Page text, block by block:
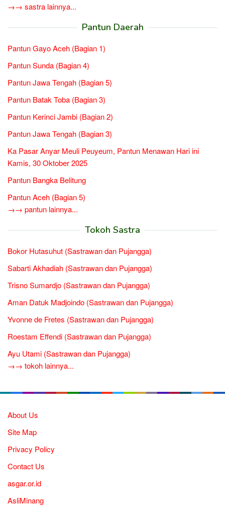
→→ sastra lainnya...
Pantun Daerah
Pantun Gayo Aceh (Bagian 1)
Pantun Sunda (Bagian 4)
Pantun Jawa Tengah (Bagian 5)
Pantun Batak Toba (Bagian 3)
Pantun Kerinci Jambi (Bagian 2)
Pantun Jawa Tengah (Bagian 3)
Ka Pasar Anyar Meuli Peuyeum, Pantun Menawan Hari ini
Kamis, 30 Oktober 2025
Pantun Bangka Belitung
Pantun Aceh (Bagian 5)
→→ pantun lainnya...
Tokoh Sastra
Bokor Hutasuhut (Sastrawan dan Pujangga)
Sabarti Akhadiah (Sastrawan dan Pujangga)
Trisno Sumardjo (Sastrawan dan Pujangga)
Aman Datuk Madjoindo (Sastrawan dan Pujangga)
Yvonne de Fretes (Sastrawan dan Pujangga)
Roestam Effendi (Sastrawan dan Pujangga)
Ayu Utami (Sastrawan dan Pujangga)
→→ tokoh lainnya...
About Us
Site Map
Privacy Policy
Contact Us
asgar.or.id
AsliMinang